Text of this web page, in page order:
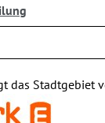
das Stadtgebiet